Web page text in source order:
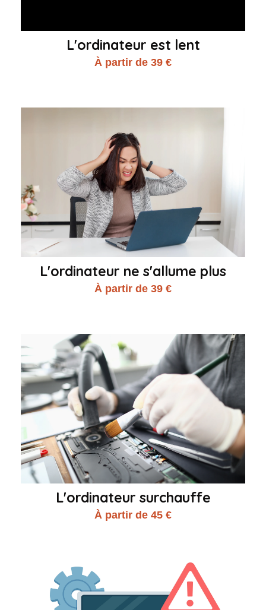
L'ordinateur est lent
À partir de 39 €
L'ordinateur ne s'allume plus
À partir de 39 €
L'ordinateur surchauffe
À partir de 45 €